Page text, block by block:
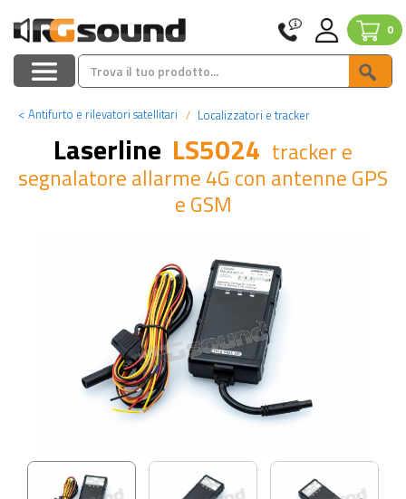
0
< Antifurto e rilevatori satellitari Localizzatori e tracker
Laserline LS5024 tracker e
segnalatore allarme 4G con antenne GPS
e GSM